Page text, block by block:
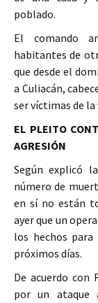
poblado.
El comando
habitantes de
que desde el
a Culiacán,
ser víctimas de la
EL PLEITO
AGRESIÓN
Según explicó
número de
en sí no están
ayer que un
los hechos
próximos días.
De acuerdo con
por un ataque